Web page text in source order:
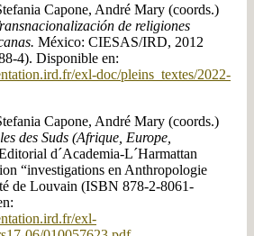
Capone, André Mary (coords.)
de religiones
México: CIESAS/IRD, 2012
4). Disponible en:
exl-doc/pleins_textes/2022-
Capone, André Mary (coords.)
des Suds (Afrique, Europe,
d´Academia-L´Harmattan
“investigations en Anthropologie
de Louvain (ISBN 878-2-8061-
exl-